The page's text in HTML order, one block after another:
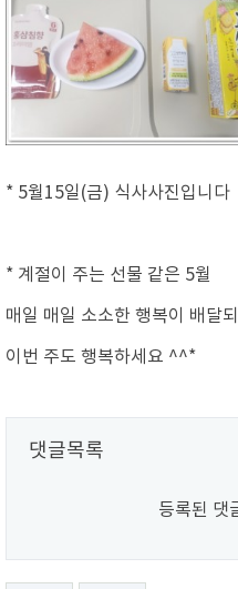
* 5월15일(금) 식사사진입니다
* 계절이 주는 선물 같은 5월
매일 매일 소소한 행복이 배달
이번 주도 행복하세요 ^^*
댓글목록
등록된 댓